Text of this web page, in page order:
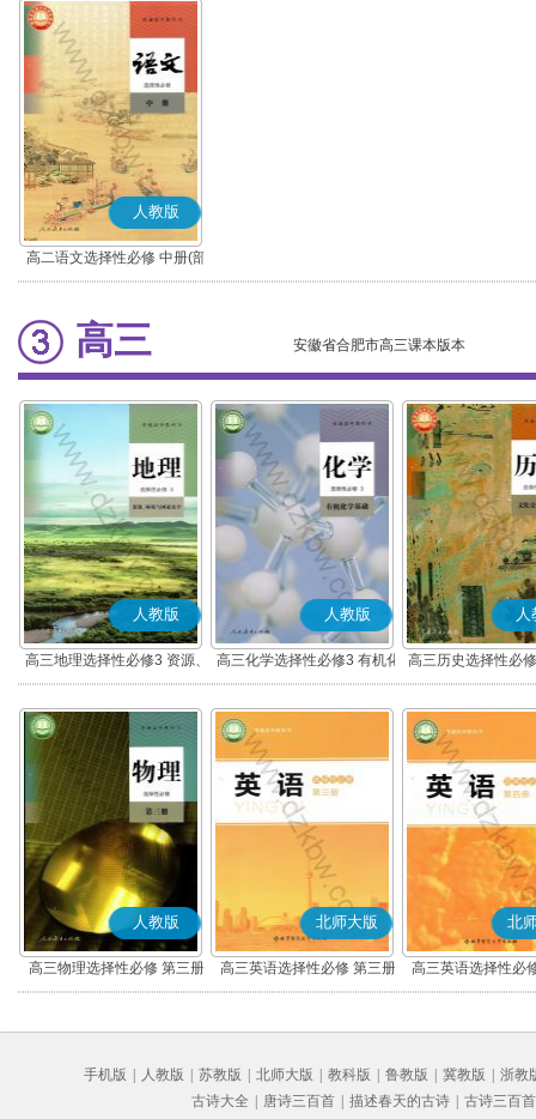
人教版
高二语文选择性必修 中册(部
编版)
高三 安徽省合肥市高三课本版本
人教版
高三地理选择性必修3 资源、
环境与国家安全
人教版
高三化学选择性必修3 有机化
学基础
人
高三历史选择性必
流与传播(部
人教版
高三物理选择性必修 第三册
北师大版
高三英语选择性必修 第三册
北
高三英语选择性必
手机版 人教版 苏教版 北师大版 教科版 鲁教版 冀教版
浙教
古诗大全
唐诗三百首 描述春天的古诗 古诗三百首